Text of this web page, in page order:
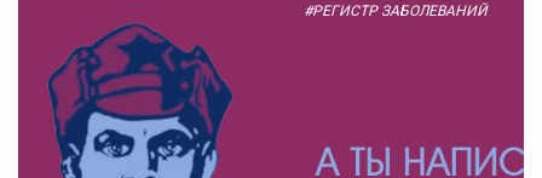
#РЕГИСТР ЗАБОЛЕВАНИЙ